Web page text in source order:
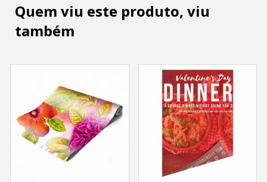
Quem viu este produto, viu
também